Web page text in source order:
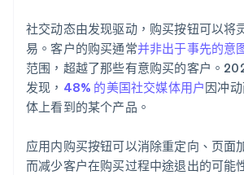
社交动态由发现驱动，购买按钮可以将
易。客户的购买通常并非出于事先的意
范围，超越了那些有意购买的客户。
发现， 48% 的美国社交媒体用户因冲
体上看到的某个产品。
应用内购买按钮可以消除重定向、页面
而减少客户在购买过程中途退出的可能